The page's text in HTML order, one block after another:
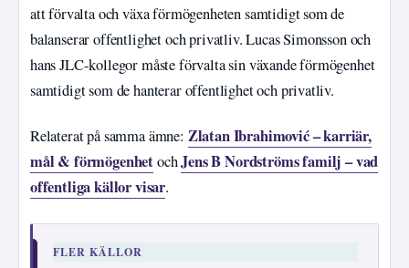
att förvalta och växa förmögenheten samtidigt som de
balanserar offentlighet och privatliv. Lucas Simonsson och
hans JLC-kollegor måste förvalta sin växande förmögenhet
samtidigt som de hanterar offentlighet och privatliv.
Relaterat på samma ämne: Zlatan Ibrahimović – karriär,
mål & förmögenhetochJens B Nordströms familj – vad
offentliga källor visar.
FLER KÄLLOR